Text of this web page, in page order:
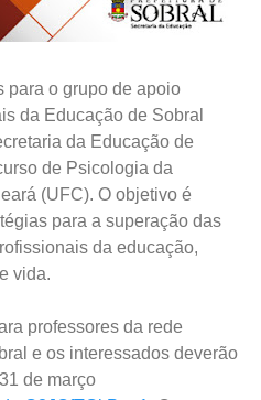
para o grupo de apoio
da Educação de Sobral
da Educação de
de Psicologia da
(UFC). O objetivo é
para a superação das
da educação,
vida.
professores da rede
e os interessados deverão
de março